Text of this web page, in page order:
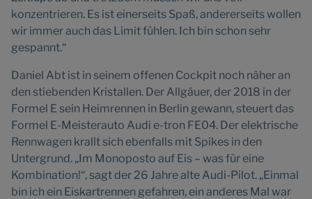
konzentrieren. Es ist einerseits Spaß, andererseits wollen
wir immer auch das Limit fühlen. Ich bin schon sehr
gespannt.“
Daniel Abt ist in seinem offenen Cockpit noch näher an
den stiebenden Kristallen. Der Allgäuer, der 2018 in der
Formel E sein Heimrennen in Berlin gewann, steuert das
Formel E-Meisterauto Audi e-tron FE04. Der elektrische
Rennwagen krallt sich ebenfalls mit Spikes in den
Untergrund. „Im Monoposto auf Eis – was für eine
Kombination!“, sagt der 26 Jahre alte Audi-Pilot. „Einmal
bin ich ein Eiskartrennen gefahren, ein anderes Mal war